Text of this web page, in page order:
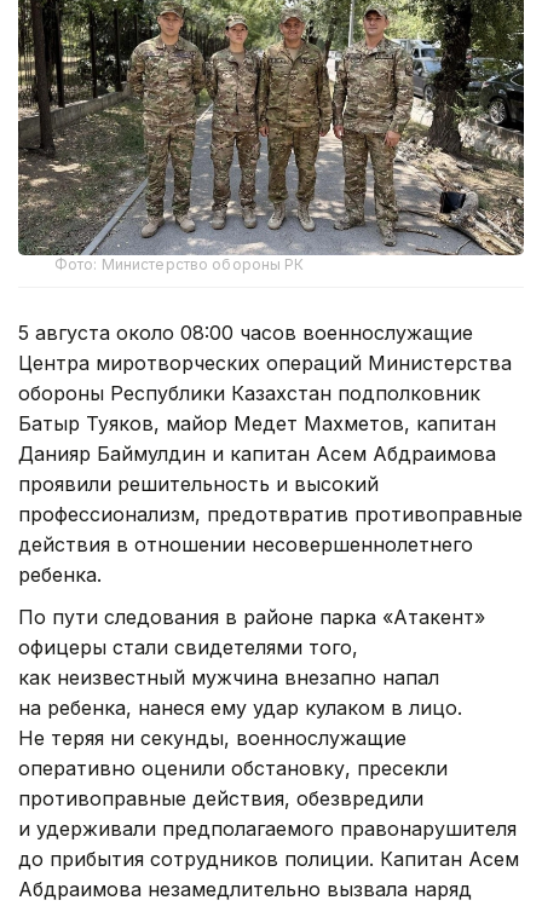
Фото: Министерство обороны РК
5 августа около 08:00 часов военнослужащие
Центра миротворческих операций Министерства
обороны Республики Казахстан подполковник
Батыр Туяков, майор Медет Махметов, капитан
Данияр Баймулдин и капитан Асем Абдраимова
проявили решительность и высокий
профессионализм, предотвратив противоправные
действия в отношении несовершеннолетнего
ребенка.
По пути следования в районе парка «Атакент»
офицеры стали свидетелями того,
как неизвестный мужчина внезапно напал
на ребенка, нанеся ему удар кулаком в лицо.
Не теряя ни секунды, военнослужащие
оперативно оценили обстановку, пресекли
противоправные действия, обезвредили
и удерживали предполагаемого правонарушителя
до прибытия сотрудников полиции. Капитан Асем
Абдраимова незамедлительно вызвала наряд